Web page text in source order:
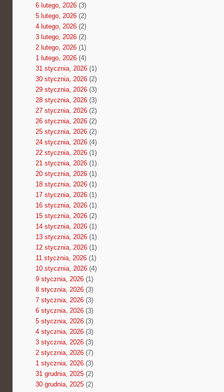
6 lutego, 2026(3)
5 lutego, 2026(2)
4 lutego, 2026(2)
3 lutego, 2026(2)
2 lutego, 2026(1)
1 lutego, 2026(4)
31 stycznia, 2026(1)
30 stycznia, 2026(2)
29 stycznia, 2026(3)
28 stycznia, 2026(3)
27 stycznia, 2026(2)
26 stycznia, 2026(2)
25 stycznia, 2026(2)
24 stycznia, 2026(4)
22 stycznia, 2026(1)
21 stycznia, 2026(1)
20 stycznia, 2026(1)
18 stycznia, 2026(1)
17 stycznia, 2026(1)
16 stycznia, 2026(1)
15 stycznia, 2026(2)
14 stycznia, 2026(1)
13 stycznia, 2026(1)
12 stycznia, 2026(1)
11 stycznia, 2026(1)
10 stycznia, 2026(4)
9 stycznia, 2026(1)
8 stycznia, 2026(3)
7 stycznia, 2026(3)
6 stycznia, 2026(3)
5 stycznia, 2026(3)
4 stycznia, 2026(3)
3 stycznia, 2026(3)
2 stycznia, 2026(7)
1 stycznia, 2026(3)
31 grudnia, 2025(2)
30 grudnia, 2025(2)